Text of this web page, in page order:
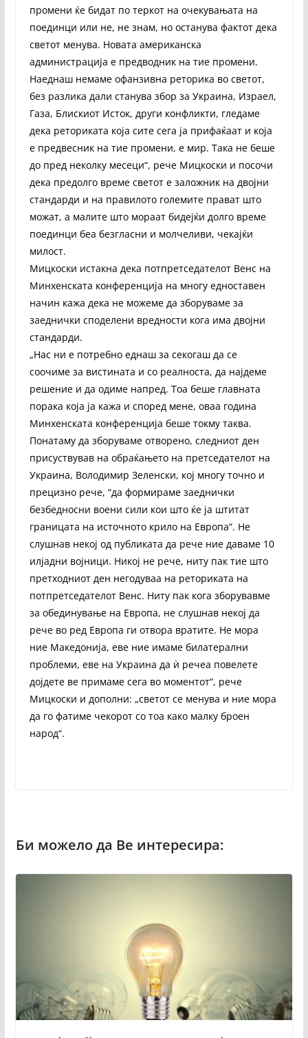
промени ќе бидат по теркот на очекувањата на
поединци или не, не знам, но останува фактот дека
светот менува. Новата американска
администрација е предводник на тие промени.
Наеднаш немаме офанзивна реторика во светот,
без разлика дали станува збор за Украина, Израел,
Газа, Блискиот Исток, други конфликти, гледаме
дека реториката која сите сега ја прифаќаат и која
е предвесник на тие промени, е мир. Така не беше
до пред неколку месеци“, рече Мицкоски и посочи
дека предолго време светот е заложник на двојни
стандарди и на правилото големите прават што
можат, а малите што мораат бидејќи долго време
поединци беа безгласни и молчеливи, чекајќи
милост.
Мицкоски истакна дека потпретседателот Венс на
Минхенската конференција на многу едноставен
начин кажа дека не можеме да зборуваме за
заеднички споделени вредности кога има двојни
стандарди.
„Нас ни е потребно еднаш за секогаш да се
соочиме за вистината и со реалноста, да најдеме
решение и да одиме напред. Тоа беше главната
порака која ја кажа и според мене, оваа година
Минхенската конференција беше токму таква.
Понатаму да зборуваме отворено, следниот ден
присуствував на обраќањето на претседателот на
Украина, Володимир Зеленски, кој многу точно и
прецизно рече, “да формираме заеднички
безбедносни воени сили кои што ќе ја штитат
границата на источното крило на Европа“. Не
слушнав некој од публиката да рече ние даваме 10
илјадни војници. Никој не рече, ниту пак тие што
претходниот ден негодуваа на реториката на
потпретседателот Венс. Ниту пак кога зборувавме
за обединување на Европа, не слушнав некој да
рече во ред Европа ги отвора вратите. Не мора
ние Македонија, еве ние имаме билатерални
проблеми, еве на Украина да ѝ речеа повелете
дојдете ве примаме сега во моментот“, рече
Мицкоски и дополни: „светот се менува и ние мора
да го фатиме чекорот со тоа како малку броен
народ“.